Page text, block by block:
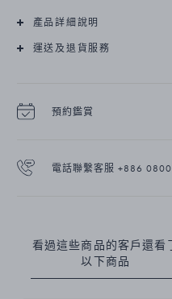
且深刻永恆的愛。
產品詳細說明
運送及退貨服務
預約鑑賞
電話聯繫客服 +886
看過這些商品的客戶還看
以下商品